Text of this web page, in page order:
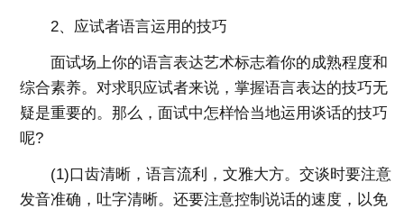
2、应试者语言运用的技巧
面试场上你的语言表达艺术标志着你的成熟程度和
综合素养。对求职应试者来说，掌握语言表达的技巧无
疑是重要的。那么，面试中怎样恰当地运用谈话的技巧
呢?
(1)口齿清晰，语言流利，文雅大方。交谈时要注意
发音准确，吐字清晰。还要注意控制说话的速度，以免